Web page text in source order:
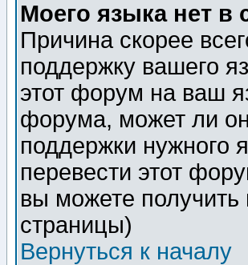
Моего языка нет в
Причина скорее
поддержку вашего
этот форум на ваш
форума, может ли
поддержки нужного
перевести этот
вы можете получить
страницы)
Вернуться к началу